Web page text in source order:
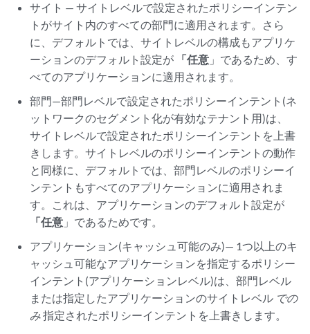
サイト — サイトレベルで設定されたポリシーインテン
トがサイト内のすべての部門に適用されます。さら
に、デフォルトでは、サイトレベルの構成もアプリケ
ーションのデフォルト設定が
「任意 」であるため、す
べてのアプリケーションに適用されます。
部門—部門レベルで設定されたポリシーインテント(ネ
ットワークのセグメント化が有効なテナント用)は、
サイトレベルで設定されたポリシーインテントを上書
きします。サイトレベルのポリシーインテントの動作
と同様に、デフォルトでは、部門レベルのポリシーイ
ンテントもすべてのアプリケーションに適用されま
す。これは、アプリケーションのデフォルト設定が
「任意 」であるためです。
アプリケーション(キャッシュ可能のみ)— 1つ以上のキ
ャッシュ可能なアプリケーションを指定するポリシー
インテント(アプリケーションレベル)は、部門レベル
または指定したアプリケーションのサイトレベル での
み指定されたポリシーインテントを上書きします。